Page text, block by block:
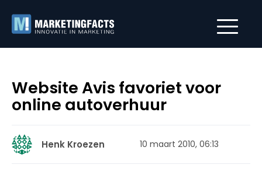
Website Avis favoriet voor
online autoverhuur
Henk Kroezen 10 maart 2010, 06:13